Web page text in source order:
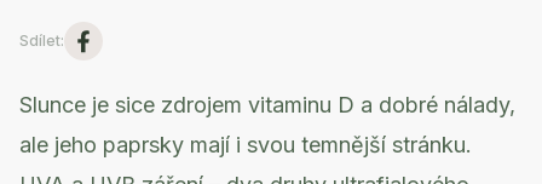
Sdílet:
Slunce je sice zdrojem vitaminu D a dobré nálady,
ale jeho paprsky mají i svou temnější stránku.